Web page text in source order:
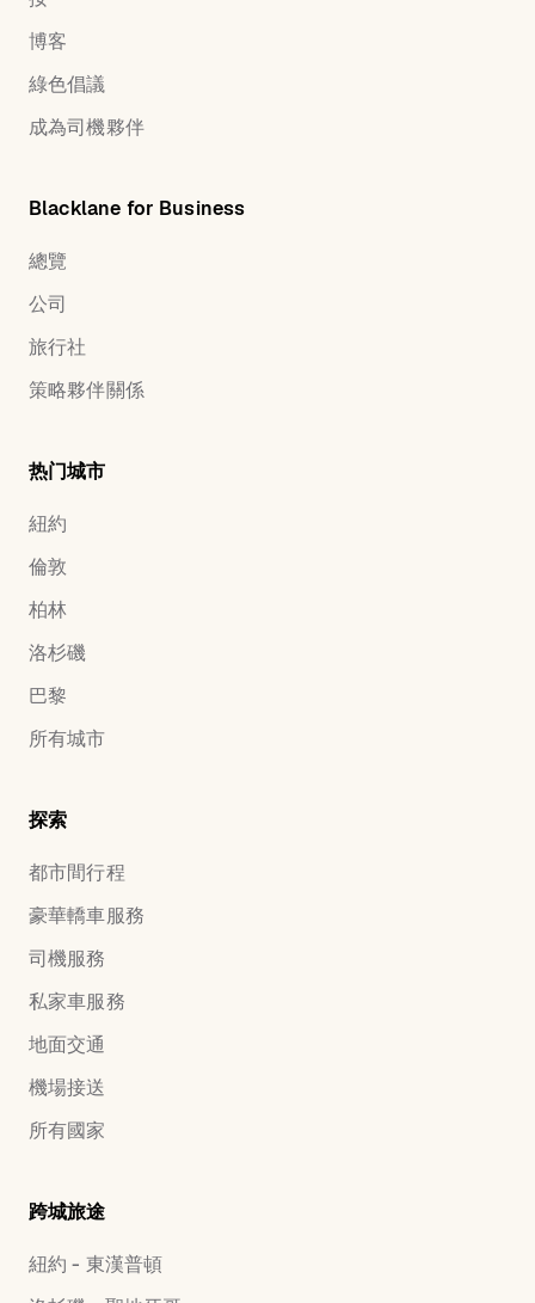
博客
綠色倡議
成為司機夥伴
Blacklane for Business
總覽
公司
旅行社
策略夥伴關係
热门城市
紐約
倫敦
柏林
洛杉磯
巴黎
所有城市
探索
都市間行程
豪華轎車服務
司機服務
私家車服務
地面交通
機場接送
所有國家
跨城旅途
紐約 - 東漢普頓